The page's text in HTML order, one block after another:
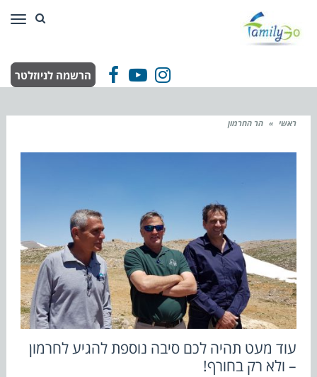
Facebook
YouTube
Instagram הרשמה לניוזלטר
ראשי » הר החרמון
עוד מעט תהיה לכם סיבה נוספת להגיע לחרמון
– ולא רק בחורף!